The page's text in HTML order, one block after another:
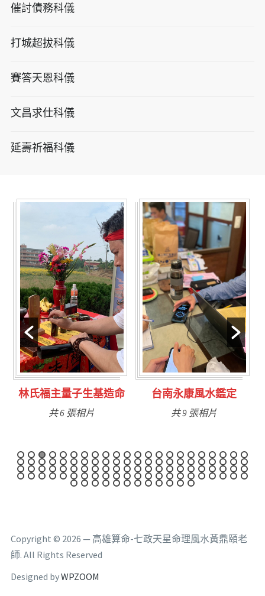
催討債務科儀
打城超拔科儀
賽答天恩科儀
文昌求仕科儀
延壽祈福科儀
林氏福主量子生基造命
共 6 張相片
台南永康風水鑑定
共 9 張相片
Copyright © 2026 — 高雄算命-七政天星命理風水黃鼎頤老
師. All Rights Reserved
Designed byWPZOOM